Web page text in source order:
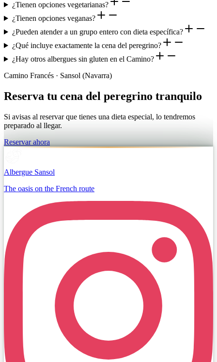
¿Tienen opciones vegetarianas?
¿Tienen opciones veganas?
¿Pueden atender a un grupo entero con dieta específica?
¿Qué incluye exactamente la cena del peregrino?
¿Hay otros albergues sin gluten en el Camino?
Camino Francés · Sansol (Navarra)
Reserva tu cena del peregrino tranquilo
Si avisas al reservar que tienes una dieta especial, lo tendremos
preparado al llegar.
Reservar ahora
Albergue Sansol
The oasis on the French route